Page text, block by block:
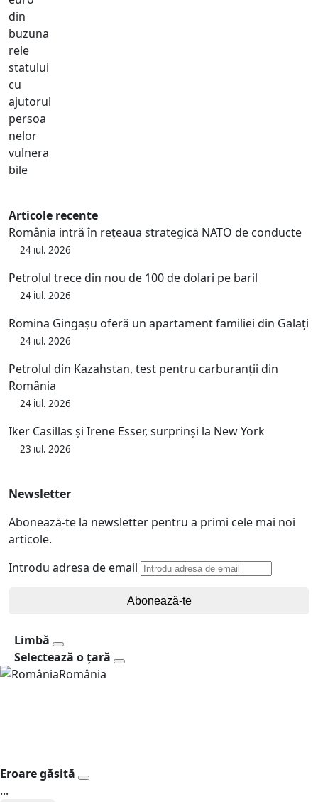
Articole recente
România intră în rețeaua strategică NATO de conducte
24 iul. 2026
Petrolul trece din nou de 100 de dolari pe baril
24 iul. 2026
Romina Gingașu oferă un apartament familiei din Galați
24 iul. 2026
Petrolul din Kazahstan, test pentru carburanții din
România
24 iul. 2026
Iker Casillas și Irene Esser, surprinși la New York
23 iul. 2026
Newsletter
Abonează-te la newsletter pentru a primi cele mai noi
articole.
Introdu adresa de email
Abonează-te
Limbă
Selectează o țară
România
Eroare găsită
...